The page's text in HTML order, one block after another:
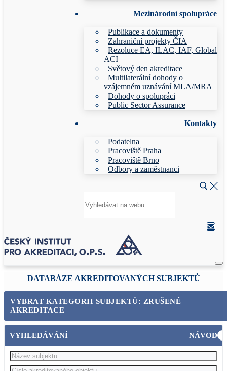
Mezinárodní spolupráce
Publikace a dokumenty
Zahraniční projekty ČIA
Rezoluce EA, ILAC, IAF, Global
ACI
Světový den akreditace
Multilaterální dohody o
vzájemném uznávání MLA/MRA
Dohody o spolupráci
Public Sector Assurance
Kontakty
Podatelna
Pracoviště Praha
Pracoviště Brno
Odbory a zaměstnanci
DATABÁZE AKREDITOVANÝCH SUBJEKTŮ
VYBRAT KATEGORII SUBJEKTŮ: ZRUŠENÉ
AKREDITACE
VYHLEDÁVÁNÍ NÁVOD i